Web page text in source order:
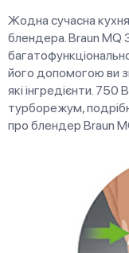
Жодна сучасна
блендера. Braun MQ
його допомогою ви
які інгредієнти.
турборежум,
про блендер Braun